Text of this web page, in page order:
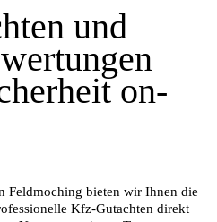
und
on-
Feldmoching bieten wir Ihnen die
Kfz-Gutachten direkt